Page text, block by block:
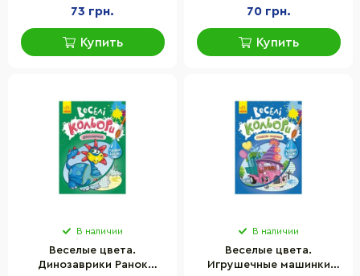
73 грн.
Купить
70 грн.
Купить
В наличии
Веселые цвета.
Динозаврики Ранок
В наличии
Веселые цвета.
Игрушечные машинки